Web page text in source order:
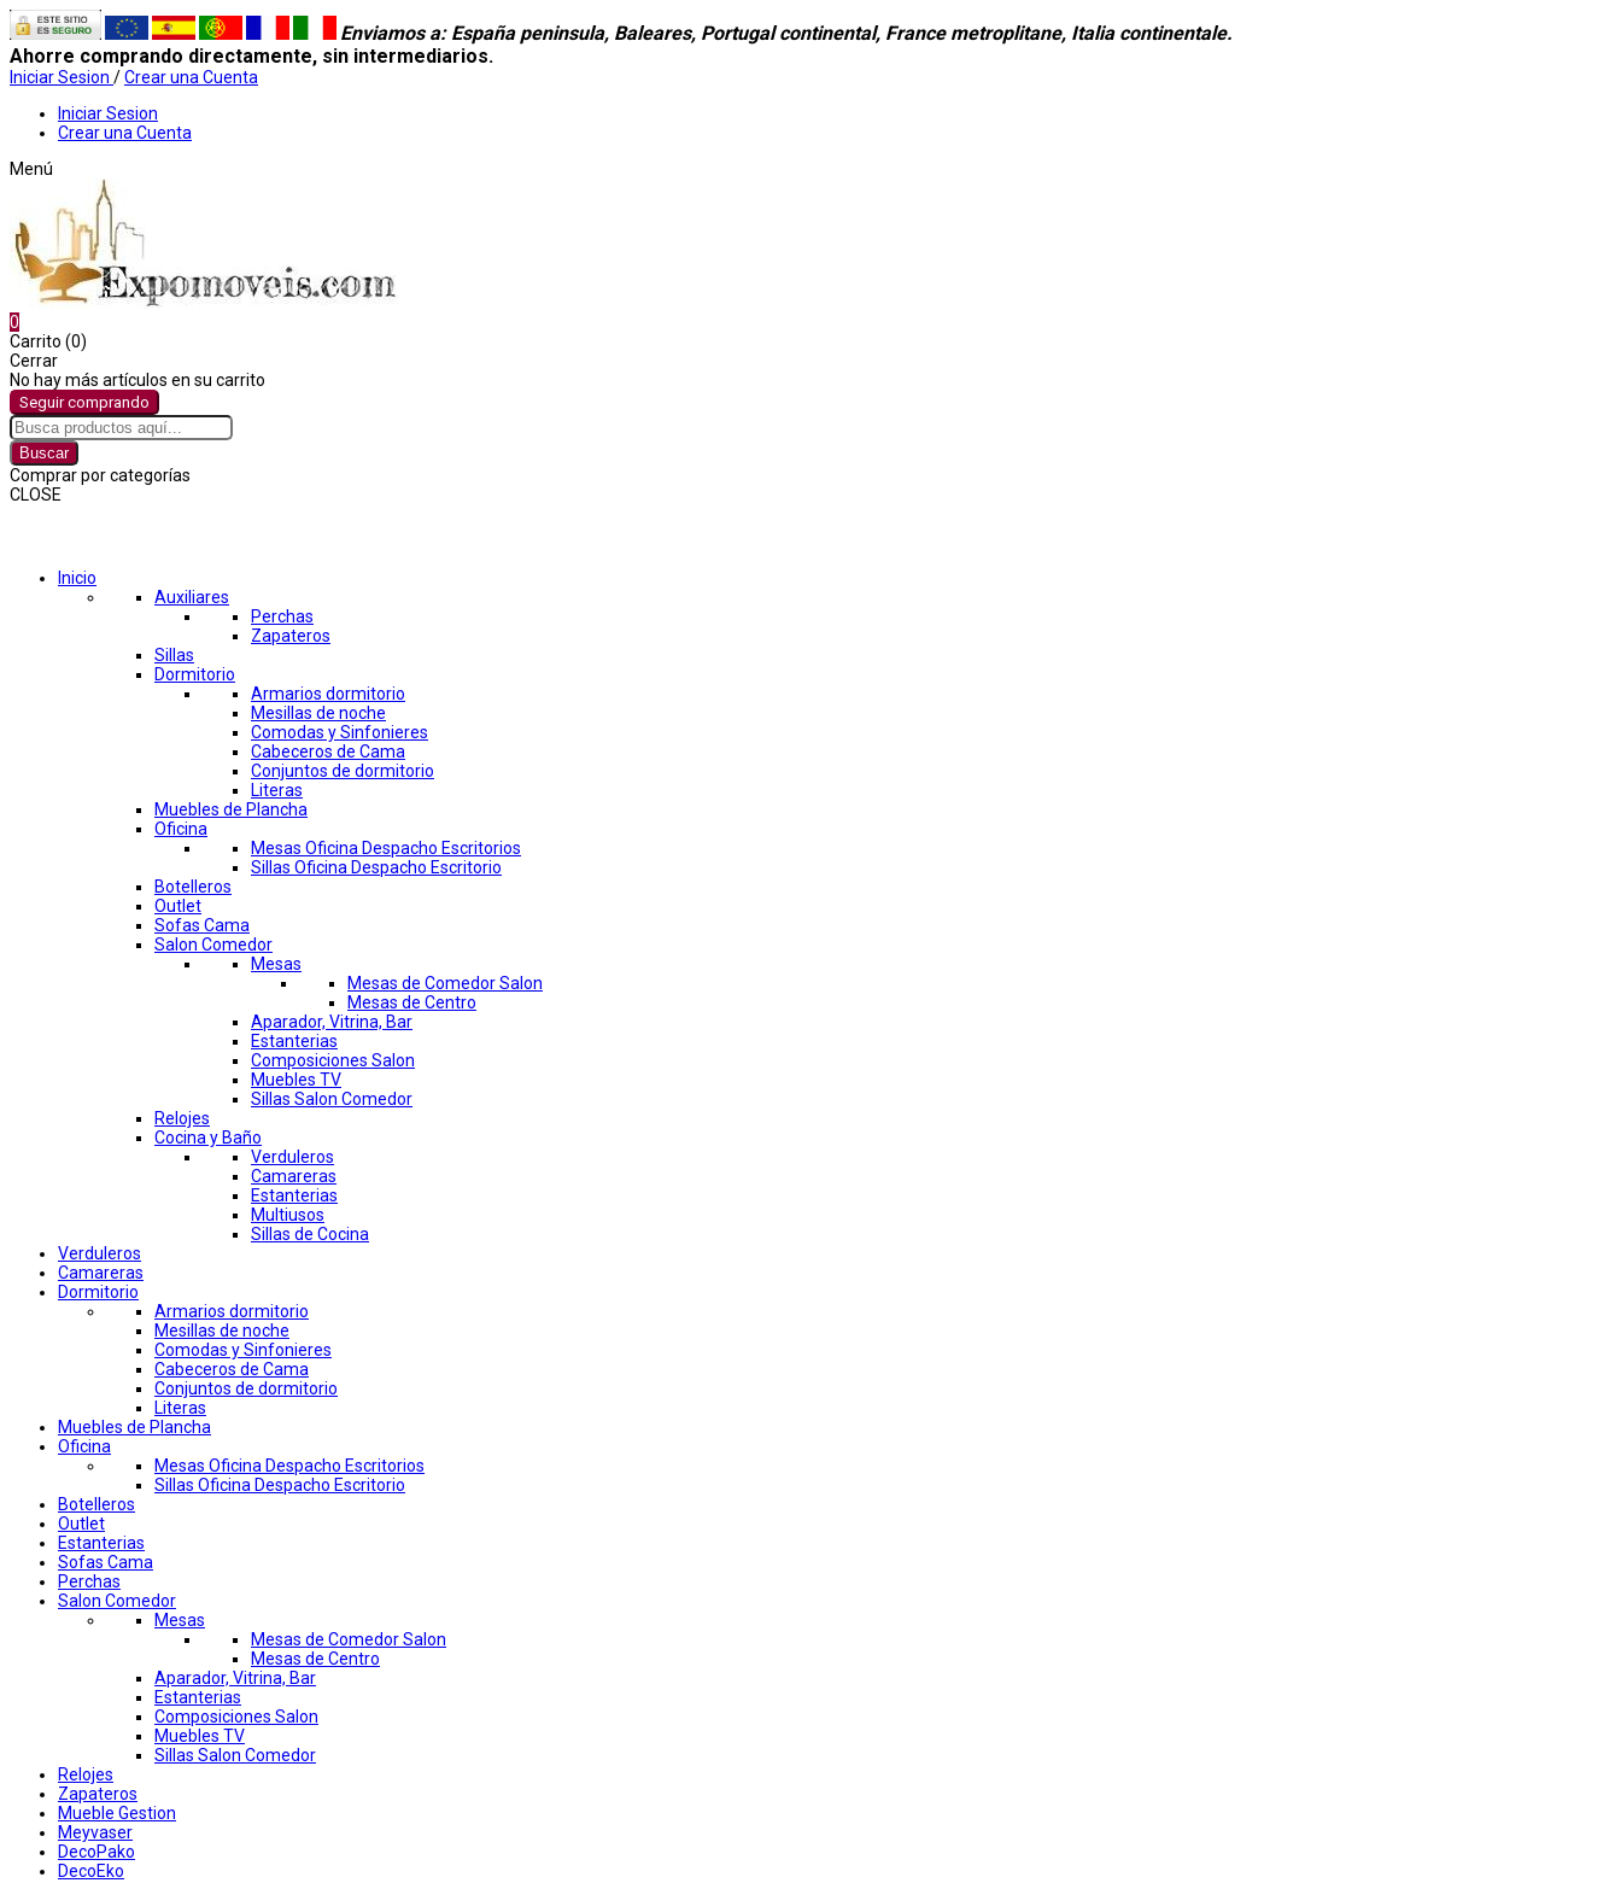
Enviamos a: España peninsula, Baleares, Portugal continental, France metroplitane, Italia continentale.
Ahorre comprando directamente, sin intermediarios.
Iniciar Sesion /Crear una Cuenta
Iniciar Sesion
Crear una Cuenta
Menú
0
Carrito (0)
Cerrar
No hay más artículos en su carrito
Seguir comprando
Buscar
Comprar por categorías
CLOSE
Inicio
Auxiliares
Perchas
Zapateros
Sillas
Dormitorio
Armarios dormitorio
Mesillas de noche
Comodas y Sinfonieres
Cabeceros de Cama
Conjuntos de dormitorio
Literas
Muebles de Plancha
Oficina
Mesas Oficina Despacho Escritorios
Sillas Oficina Despacho Escritorio
Botelleros
Outlet
Sofas Cama
Salon Comedor
Mesas
Mesas de Comedor Salon
Mesas de Centro
Aparador, Vitrina, Bar
Estanterias
Composiciones Salon
Muebles TV
Sillas Salon Comedor
Relojes
Cocina y Baño
Verduleros
Camareras
Estanterias
Multiusos
Sillas de Cocina
Verduleros
Camareras
Dormitorio
Armarios dormitorio
Mesillas de noche
Comodas y Sinfonieres
Cabeceros de Cama
Conjuntos de dormitorio
Literas
Muebles de Plancha
Oficina
Mesas Oficina Despacho Escritorios
Sillas Oficina Despacho Escritorio
Botelleros
Outlet
Estanterias
Sofas Cama
Perchas
Salon Comedor
Mesas
Mesas de Comedor Salon
Mesas de Centro
Aparador, Vitrina, Bar
Estanterias
Composiciones Salon
Muebles TV
Sillas Salon Comedor
Relojes
Zapateros
Mueble Gestion
Meyvaser
DecoPako
DecoEko